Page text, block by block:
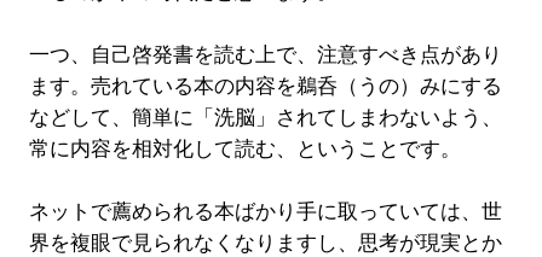
一つ、自己啓発書を読む上で、注意すべき点があり
ます。売れている本の内容を鵜呑（うの）みにする
などして、簡単に「洗脳」されてしまわないよう、
常に内容を相対化して読む、ということです。
ネットで薦められる本ばかり手に取っていては、世
界を複眼で見られなくなりますし、思考が現実とか